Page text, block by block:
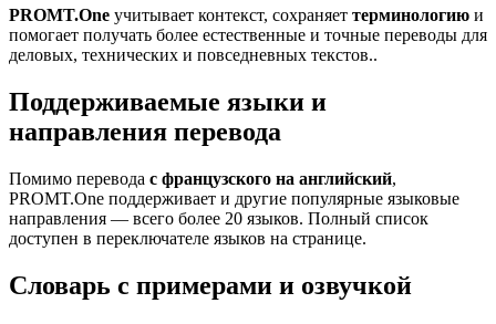
PROMT.One учитывает контекст, сохраняет терминологию и
помогает получать более естественные и точные переводы для
деловых, технических и повседневных текстов..
Поддерживаемые языки и
направления перевода
Помимо перевода с французского на английский,
PROMT.One поддерживает и другие популярные языковые
направления — всего более 20 языков. Полный список
доступен в переключателе языков на странице.
Словарь с примерами и озвучкой